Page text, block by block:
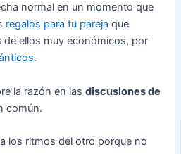
normal en un momento que
regalos para tu pareja que
de ellos muy económicos, por
.
la razón en lasdiscusiones de
común.
los ritmos del otro porque no